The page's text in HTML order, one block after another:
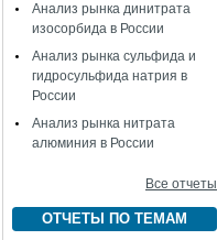
Анализ рынка динитрата
изосорбида в России
Анализ рынка сульфида и
гидросульфида натрия в
России
Анализ рынка нитрата
алюминия в России
Все отчеты
ОТЧЕТЫ ПО ТЕМАМ